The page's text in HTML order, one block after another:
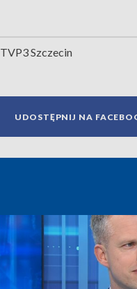
TVP3 Szczecin
UDOSTĘPNIJ NA